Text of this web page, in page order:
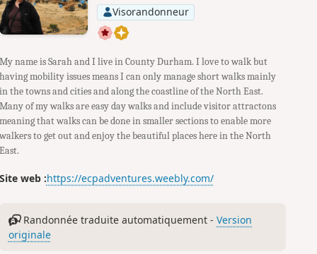
Visorandonneur
My name is Sarah and I live in County Durham. I love to walk but
having mobility issues means I can only manage short walks mainly
in the towns and cities and along the coastline of the North East.
Many of my walks are easy day walks and include visitor attractons
meaning that walks can be done in smaller sections to enable more
walkers to get out and enjoy the beautiful places here in the North
East.
Site web :https://ecpadventures.weebly.com/
Randonnée traduite automatiquement -Version
originale